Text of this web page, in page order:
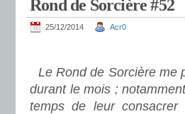
Rond de Sorcière #52
25/12/2014 Acr0
Le Rond de Sorcière me
durant le mois ;
temps de leur consacrer